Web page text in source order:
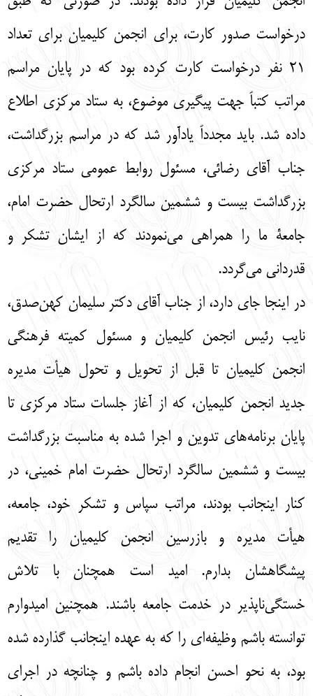
درخواست صدور کارت، برای انجمن کلیمیان برای تعداد
21 نفر درخواست کارت کرده بود که در پایان مراسم
مراتب کتباً جهت پیگیری موضوع، به ستاد مرکزی اطلاع
داده شد. باید مجدداً یادآور شد که در مراسم بزرگداشت،
جناب آقای رضائی، مسئول روابط عمومی ستاد مرکزی
بزرگداشت بیست و ششمین سالگرد ارتحال حضرت امام،
جامعۀ ما را همراهی می‌نمودند که از ایشان تشکر و
قدردانی می‌گردد.
در اینجا جای دارد، از جناب آقای دکتر سلیمان کهن‌صدق،
نایب رئیس انجمن کلیمیان و مسئول کمیته فرهنگی
انجمن کلیمیان تا قبل از تحویل و تحول هیأت مدیره
جدید انجمن کلیمیان، که از آغاز جلسات ستاد مرکزی تا
پایان برنامه‌های تدوین و اجرا شده به مناسبت بزرگداشت
بیست و ششمین سالگرد ارتحال حضرت امام خمینی، در
کنار اینجانب بودند، مراتب سپاس و تشکر خود، جامعه،
هیأت مدیره و بازرسین انجمن کلیمیان را تقدیم
پیشگاهشان بدارم. امید است همچنان با تلاش
خستگی‌ناپذیر در خدمت جامعه باشند. همچنین امیدوارم
توانسته باشم وظیفه‌ای را که به عهده اینجانب گذارده شده
بود، به نحو احسن انجام داده باشم و چنانچه در اجرای